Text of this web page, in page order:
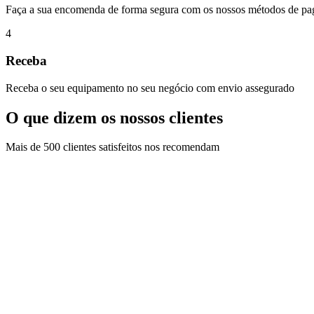
Faça a sua encomenda de forma segura com os nossos métodos de
4
Receba
Receba o seu equipamento no seu negócio com envio assegurado
O que dizem os nossos clientes
Mais de 500 clientes satisfeitos nos recomendam